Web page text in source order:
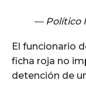
— Político
El funcionario
ficha roja no
detención de